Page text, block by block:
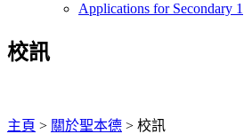
Applications for Secondary 1
校訊
主頁 > 關於聖本德 > 校訊